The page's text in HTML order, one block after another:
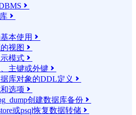


本使用 
视图 
模式 
主键或外键 
库对象的DDL定义 
选项 
创建数据库备份 
或psql恢复数据转储 